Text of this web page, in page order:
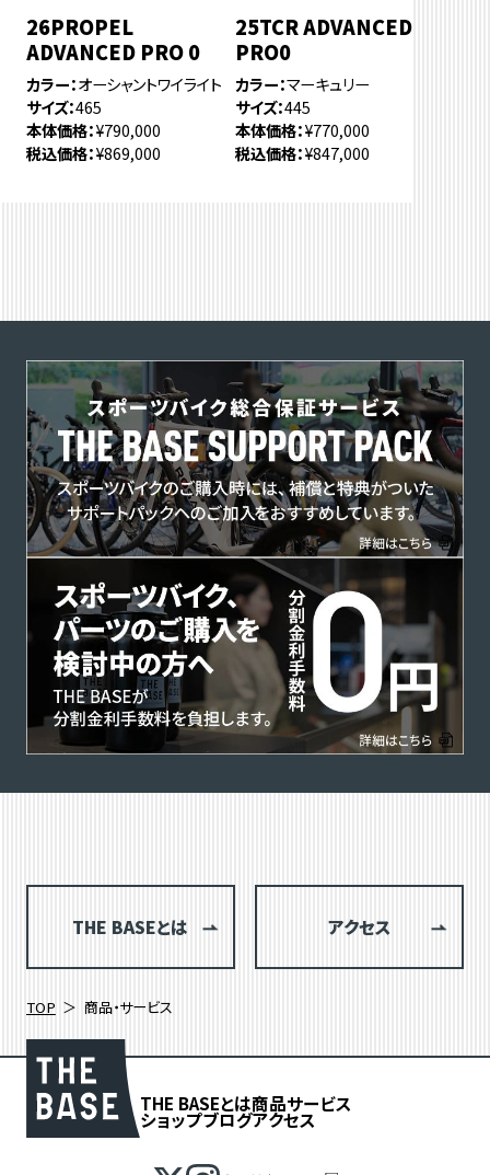
26PROPEL
ADVANCED PRO 0
カラー オーシャントワイライト
サイズ 465
本体価格 ¥790,000
税込価格 ¥869,000
25TCR ADVANCED
PRO0
カラー マーキュリー
サイズ 445
本体価格 ¥770,000
税込価格 ¥847,000
THE BASEとは アクセス
TOP 商品・サービス
THE BASEとは商品サービス
ショップブログアクセス